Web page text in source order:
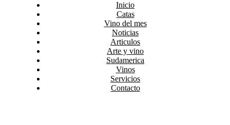
Inicio
Catas
Vino del mes
Noticias
Articulos
Arte y vino
Sudamerica
Vinos
Servicios
Contacto